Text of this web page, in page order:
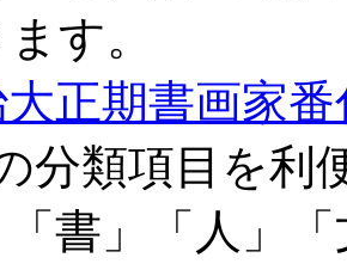
す。
正期書画家
分類項目を利
「書」「人」